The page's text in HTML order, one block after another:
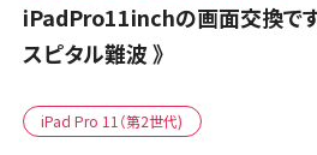
iPadPro11inchの画面交換で
スピタル難波 》
iPad Pro 11（第2世代)